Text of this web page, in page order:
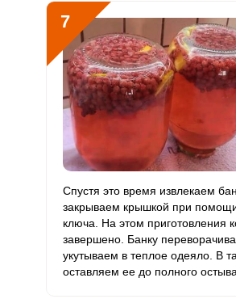
7
Спустя это время извлекаем
закрываем крышкой при помощи
ключа. На этом приготовления
завершено. Банку
укутываем в теплое одеяло. В
оставляем ее до полного